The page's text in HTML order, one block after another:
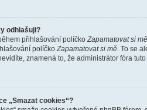
odhlašuji?
přihlašování políčko Zapamatovat si mě
políčko Zapamatovat si mě . To se
znamená to, že administrátor fóra tuto
„Smazat cookies“?